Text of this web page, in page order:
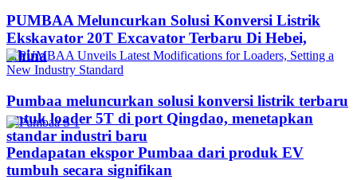
PUMBAA Meluncurkan Solusi Konversi Listrik
Ekskavator 20T Excavator Terbaru Di Hebei,
China
Pumbaa meluncurkan solusi konversi listrik terbaru
untuk loader 5T di port Qingdao, menetapkan
standar industri baru
Pendapatan ekspor Pumbaa dari produk EV
tumbuh secara signifikan